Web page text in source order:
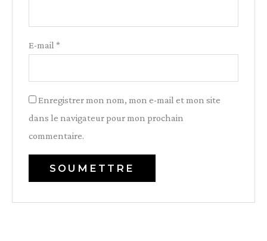
E-mail*
Enregistrer mon nom, mon e-mail et mon site
dans le navigateur pour mon prochain
commentaire.